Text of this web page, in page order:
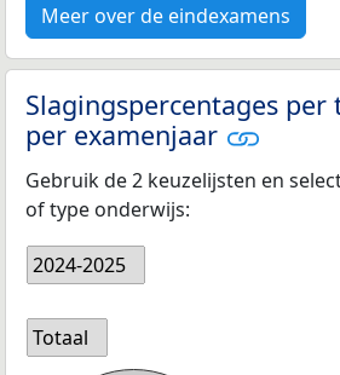
Meer over de eindexamens
Slagingspercentages
per examenjaar
Gebruik de 2 keuzelijsten en
of type onderwijs:
2024-2025
Totaal